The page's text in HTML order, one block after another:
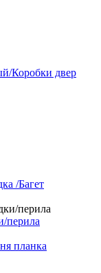
Коробки двер
/Багет
перила
планка